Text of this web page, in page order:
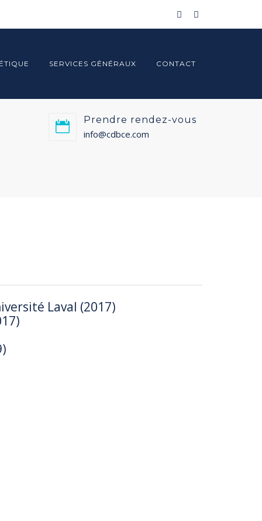
SERVICES GÉNÉRAUX CONTACT
Prendre rendez-vous
info@cdbce.com
Laval (2017)